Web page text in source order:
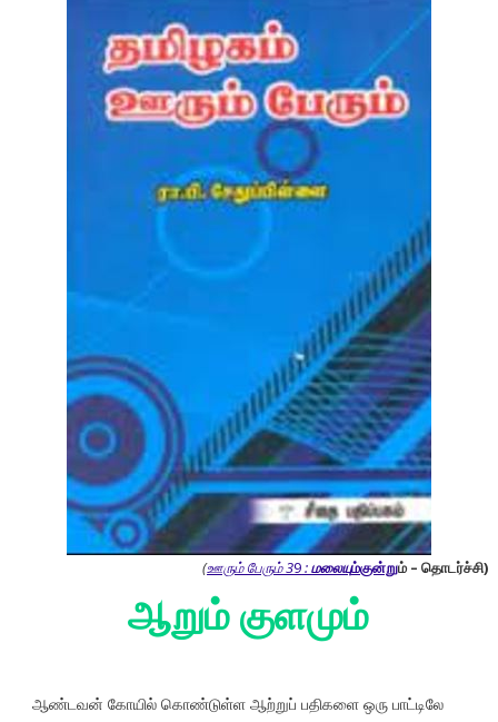
(ஊரும் பேரும் 39:மலையும்குன்றும் – தொடர்ச்சி)
ஆறும் குளமும்
ஆண்டவன் கோயில் கொண்டுள்ள ஆற்றுப் பதிகளை ஒரு பாட்டிலே